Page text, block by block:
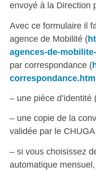
envoyé à la Direction
Avec ce formulaire il
agence de Mobilité (
agences-de-
par correspondance (
correspondance.htm
– une pièce d’identité
– une copie de la
validée par le
– si vous choisissez
automatique